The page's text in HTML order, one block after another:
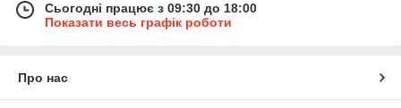
Сьогодні працює з 09:30 до 18:00
Показати весь графік роботи
Про нас